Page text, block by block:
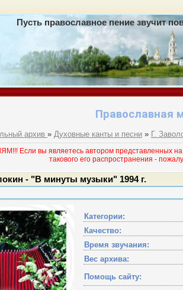
Пусть православное пение звучит
Православная
архив » Духовные канты и песни» Г.
Если вы являетесь автором представленных на
такового его раcпространения -
- "В минуты музыки" 1994 г.
Категории:
Качество:
Время звучания:
Вес архива:
Помощь сайту: